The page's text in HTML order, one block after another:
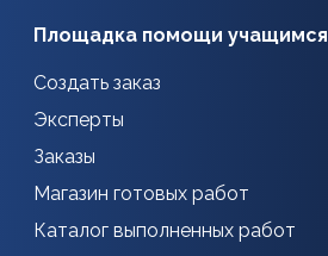
Площадка помощи учащимся
Создать заказ
Эксперты
Заказы
Магазин готовых работ
Каталог выполненных работ